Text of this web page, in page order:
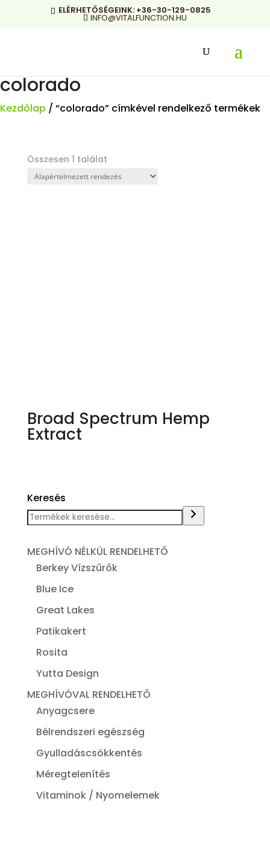
ELÉRHETŐSÉGEINK: +36-30-129-0825
INFO@VITALFUNCTION.HU
colorado
Kezdőlap / “colorado” címkével rendelkező termékek
Összesen 1 találat
Broad Spectrum Hemp
Extract
Keresés
MEGHÍVÓ NÉLKÜL RENDELHETŐ
Berkey Vízszűrők
Blue Ice
Great Lakes
Patikakert
Rosita
Yutta Design
MEGHÍVÓVAL RENDELHETŐ
Anyagcsere
Bélrendszeri egészség
Gyulladáscsökkentés
Méregtelenítés
Vitaminok / Nyomelemek